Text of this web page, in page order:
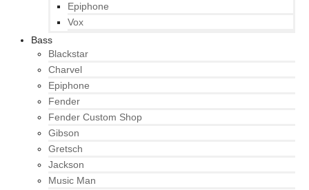
Epiphone
Vox
Bass
Blackstar
Charvel
Epiphone
Fender
Fender Custom Shop
Gibson
Gretsch
Jackson
Music Man